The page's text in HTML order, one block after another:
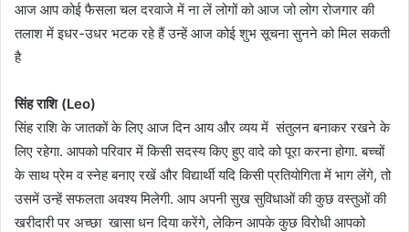
आज आप कोई फैसला चल दरवाजे में ना लें लोगों को आज जो लोग रोजगार की
तलाश में इधर-उधर भटक रहे हैं उन्हें आज कोई शुभ सूचना सुनने को मिल सकती
है
सिंह राशि (Leo)
सिंह राशि के जातकों के लिए आज दिन आय और व्यय में संतुलन बनाकर रखने के
लिए रहेगा. आपको परिवार में किसी सदस्य किए हुए वादे को पूरा करना होगा. बच्चों
के साथ प्रेम व स्नेह बनाए रखें और विद्यार्थी यदि किसी प्रतियोगिता में भाग लेंगे, तो
उसमें उन्हें सफलता अवश्य मिलेगी. आप अपनी सुख सुविधाओं की कुछ वस्तुओं की
खरीदारी पर अच्छा खासा धन दिया करेंगे, लेकिन आपके कुछ विरोधी आपको